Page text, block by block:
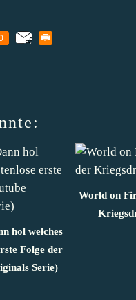
hol welches
Folge der
Serie)
World on